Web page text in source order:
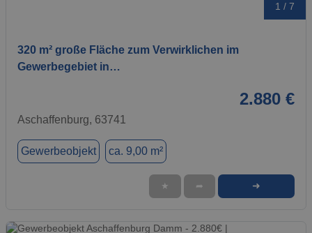
1 / 7
320 m² große Fläche zum Verwirklichen im
Gewerbegebiet in…
2.880 €
Aschaffenburg, 63741
Gewerbeobjekt ca. 9,00 m²
★ ➦ ➜